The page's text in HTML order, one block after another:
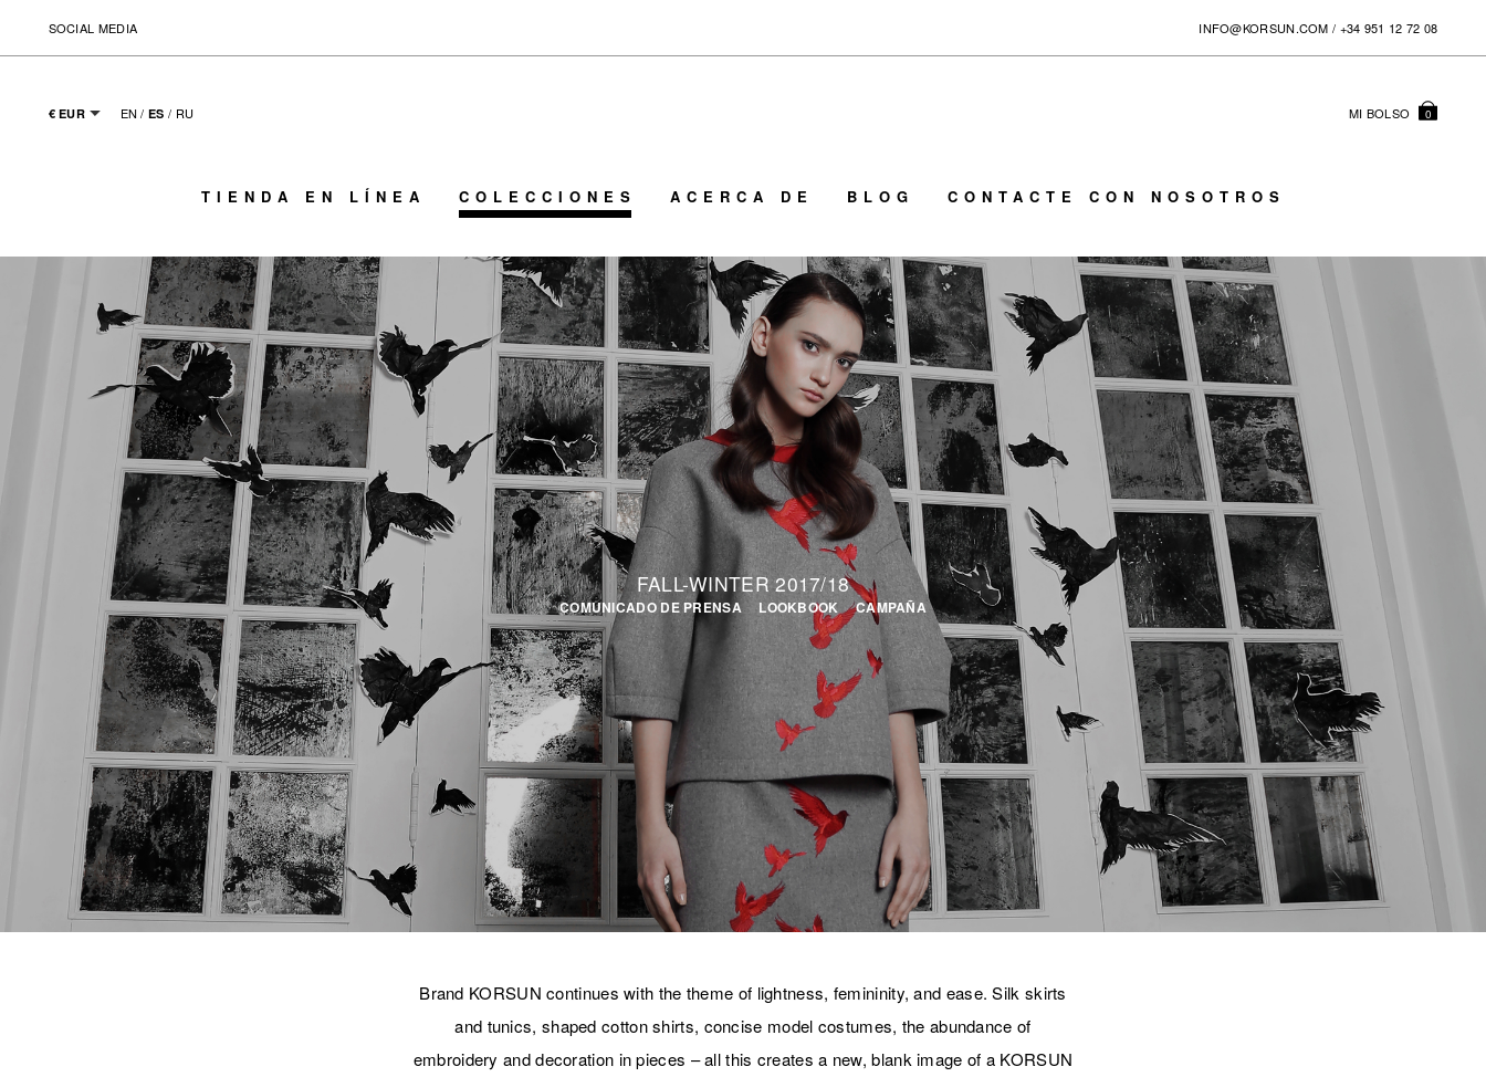
SOCIAL MEDIA INFO@KORSUN.COM / +34 951 12 72 08
TIENDA EN LÍNEA COLECCIONES ACERCA DE BLOG CONTACTE CON NOSOTROS
EN /ES / RU
€ EUR MI BOLSO 0
FALL-WINTER 2017/18
COMUNICADO DE PRENSA LOOKBOOK CAMPAÑA
Brand KORSUN continues with the theme of lightness, femininity, and ease. Silk skirts
and tunics, shaped cotton shirts, concise model costumes, the abundance of
embroidery and decoration in pieces – all this creates a new, blank image of a KORSUN